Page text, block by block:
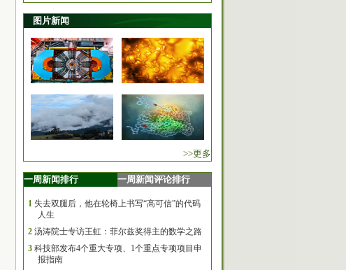
图片新闻
>>更多
一周新闻排行 一周新闻评论排行
1 失去双腿后，他在轮椅上书写“高可信”的代码
人生
2 汤涛院士专访王虹：菲尔兹奖得主的数学之路
3 科技部发布4个重大专项、1个重点专项项目申
报指南